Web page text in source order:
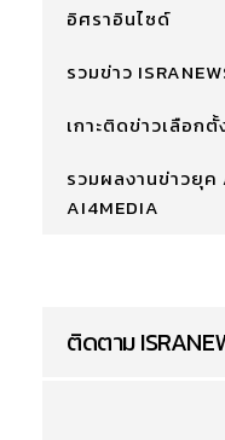
อิศราอินไซด์
รวมข่าว
เกาะติดข่าวเลือก
รวมผลงานข่าวยุค
AI4MEDIA
ติดตาม